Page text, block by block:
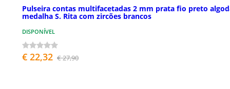
Pulseira contas multifacetadas 2 mm prata fio preto
medalha S. Rita com zircões brancos
DISPONÍVEL
€ 22,32 € 27,90